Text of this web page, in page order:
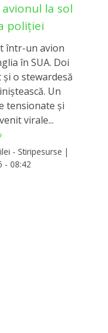
la sol
poliției
într-un avion
în SUA. Doi
o stewardesă
Un
tensionate și
virale...
- Stiripesurse |
- 08:42